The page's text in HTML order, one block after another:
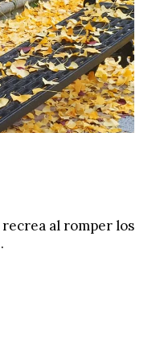
recrea al romper los